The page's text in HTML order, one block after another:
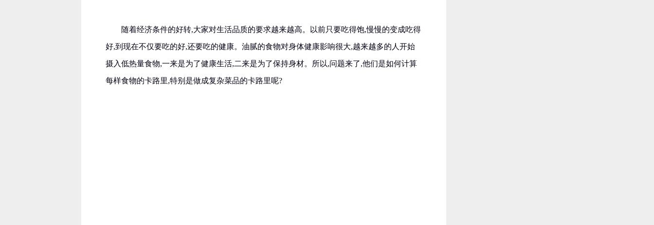
随着经济条件的好转,大家对生活品质的要求越来越高。以前只要吃得饱,慢慢的变成吃得
好,到现在不仅要吃的好,还要吃的健康。油腻的食物对身体健康影响很大,越来越多的人开始
摄入低热量食物,一来是为了健康生活,二来是为了保持身材。所以,问题来了,他们是如何计算
每样食物的卡路里,特别是做成复杂菜品的卡路里呢?